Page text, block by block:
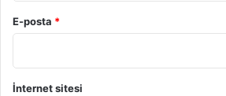
E-posta *
İnternet sitesi